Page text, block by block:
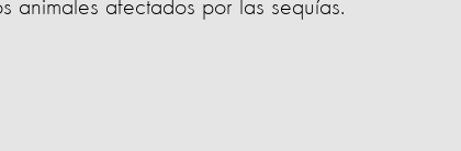
animales afectados por las sequías.